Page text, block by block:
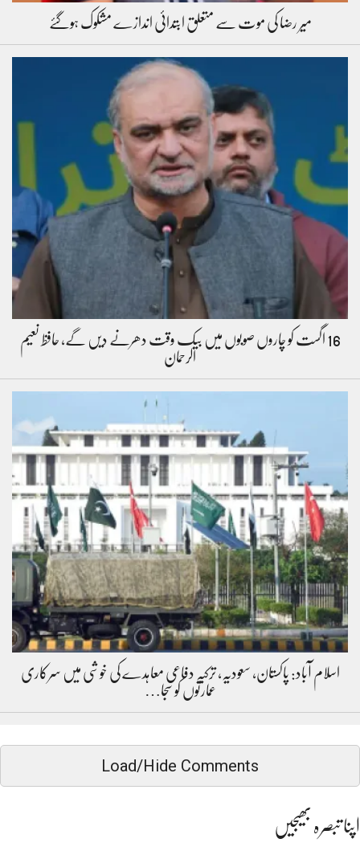
میر رضا کی موت سے متعلق ابتدائی اندازے مشکوک ہوگئے
16 اگست کو چاروں صوبوں میں بیک وقت دھرنے دیں گے، حافظ نعیم
الرحمان
اسلام آباد: پاکستان، سعودیہ، ترکیہ دفاعی معاہدے کی خوشی میں سرکاری
عمارتوں کو سجا…
Load/Hide Comments
اپنا تبصرہ بھیجیں